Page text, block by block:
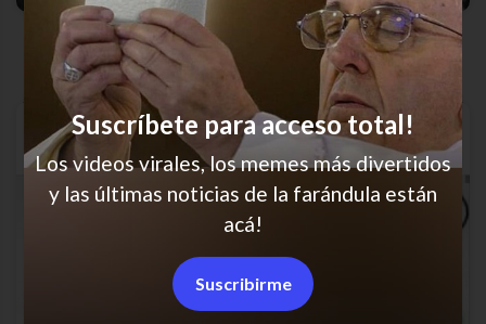
JAJAJA
Suscríbete para acceso total!
Los videos virales, los memes más divertidos
y las últimas noticias de la farándula están
acá!
Suscribirme